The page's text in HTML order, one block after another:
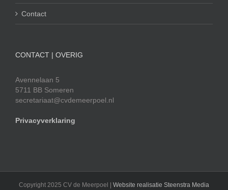
Contact
CONTACT | OVERIG
Avennelaan 5
5711 BB Someren
secretariaat@cvdemeerpoel.nl
Privacyverklaring
Copyright 2025 CV de Meerpoel | Website realisatie Steenstra Media